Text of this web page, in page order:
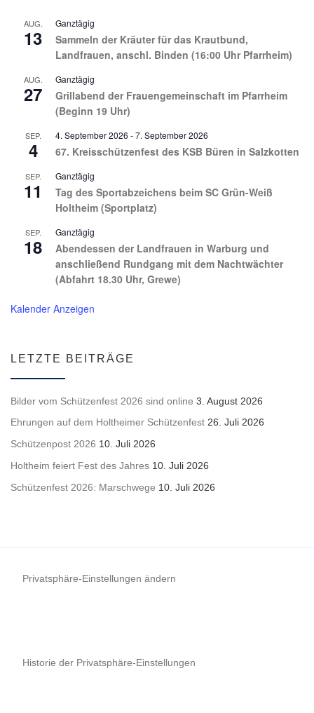
AUG.
13
Ganztägig
Sammeln der Kräuter für das Krautbund,
Landfrauen, anschl. Binden (16:00 Uhr Pfarrheim)
AUG.
27
Ganztägig
Grillabend der Frauengemeinschaft im Pfarrheim
(Beginn 19 Uhr)
SEP.
4
4. September 2026 -7. September 2026
67. Kreisschützenfest des KSB Büren in Salzkotten
SEP.
11
Ganztägig
Tag des Sportabzeichens beim SC Grün-Weiß
Holtheim (Sportplatz)
SEP.
18
Ganztägig
Abendessen der Landfrauen in Warburg und
anschließend Rundgang mit dem Nachtwächter
(Abfahrt 18.30 Uhr, Grewe)
Kalender Anzeigen
LETZTE BEITRÄGE
Bilder vom Schützenfest 2026 sind online 3. August 2026
Ehrungen auf dem Holtheimer Schützenfest 26. Juli 2026
Schützenpost 2026 10. Juli 2026
Holtheim feiert Fest des Jahres 10. Juli 2026
Schützenfest 2026: Marschwege 10. Juli 2026
Privatsphäre-Einstellungen ändern
Historie der Privatsphäre-Einstellungen